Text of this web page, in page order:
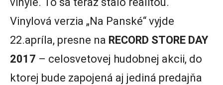
Vinylová verzia „Na Panské“ vyjde
22.apríla, presne na RECORD STORE DAY
2017 – celosvetovej hudobnej akcii, do
ktorej bude zapojená aj jediná predajňa